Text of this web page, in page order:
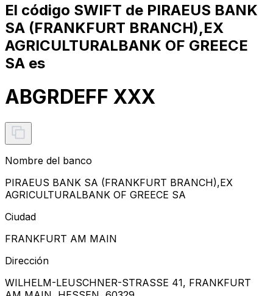
El código SWIFT de PIRAEUS BANK
SA (FRANKFURT BRANCH),EX
AGRICULTURALBANK OF GREECE
SA es
ABGRDEFF XXX
Nombre del banco
PIRAEUS BANK SA (FRANKFURT BRANCH),EX
AGRICULTURALBANK OF GREECE SA
Ciudad
FRANKFURT AM MAIN
Dirección
WILHELM-LEUSCHNER-STRASSE 41, FRANKFURT